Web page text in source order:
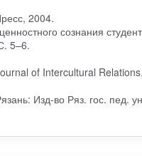
2004.
сознания
5–6.
of Intercultural Relations,
Изд-во Ряз. гос. пед.